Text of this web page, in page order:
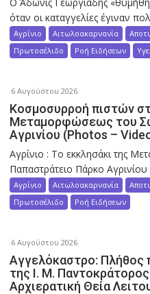
όταν οι καταγγελίες έγιναν
Αγρίνιο Αιτωλοακαρνανία
Πρωτοσέλιδο
Ροή Ειδήσεων
6 Αυγούστου 2026
Κοσμοσυρροή πιστών
Μεταμορφώσεως του
Αγρινίου (Photos –
Αγρίνιο : Το εκκλησάκι της
Παπαστράτειο Πάρκο Αγρινίου
Αγρίνιο Αιτωλοακαρνανία
Πρωτοσέλιδο
Ροή Ειδήσεων
6 Αυγούστου 2026
Αγγελόκαστρο: Πλήθος
της Ι. Μ.
Αρχιερατική Θεία